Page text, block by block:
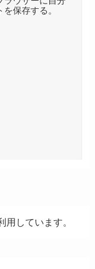
保存する。
しています。